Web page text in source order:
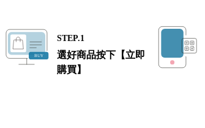
STEP.1
選好商品按下【立即
購買】